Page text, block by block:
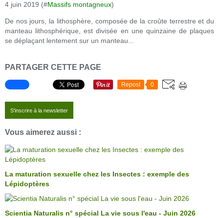
4 juin 2019 (#Massifs montagneux)
De nos jours, la lithosphère, composée de la croûte terrestre et du
manteau lithosphérique, est divisée en une quinzaine de plaques
se déplaçant lentement sur un manteau...
PARTAGER CETTE PAGE
Repost 0
S'inscrire à la newsletter
Vous aimerez aussi :
La maturation sexuelle chez les Insectes : exemple des
Lépidoptères
Scientia Naturalis n° spécial La vie sous l'eau - Juin 2026